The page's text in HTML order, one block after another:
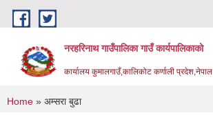
Skip to main content
नरहरिनाथ गाउँपालिका गाउँ कार्यपालिकाको
कार्यालय कुमालगाउँ,कालिकोट कर्णाली प्रदेश,नेपाल
You are here
Home » अम्सरा बुढा